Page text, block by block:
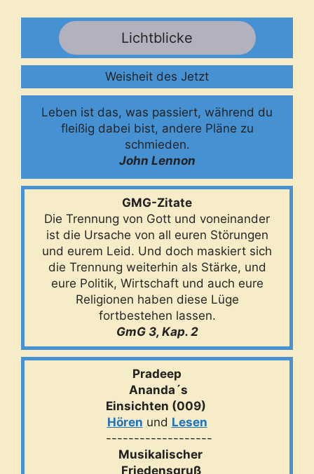
Lichtblicke
Weisheit des Jetzt
Leben ist das, was passiert, während du
fleißig dabei bist, andere Pläne zu
schmieden.
John Lennon
GMG-Zitate
Die Trennung von Gott und voneinander
ist die Ursache von all euren Störungen
und eurem Leid. Und doch maskiert sich
die Trennung weiterhin als Stärke, und
eure Politik, Wirtschaft und auch eure
Religionen haben diese Lüge
fortbestehen lassen.
GmG 3, Kap. 2
Pradeep
Ananda´s
Einsichten (009)
Hören und Lesen
-------------------
Musikalischer
Friedensgruß